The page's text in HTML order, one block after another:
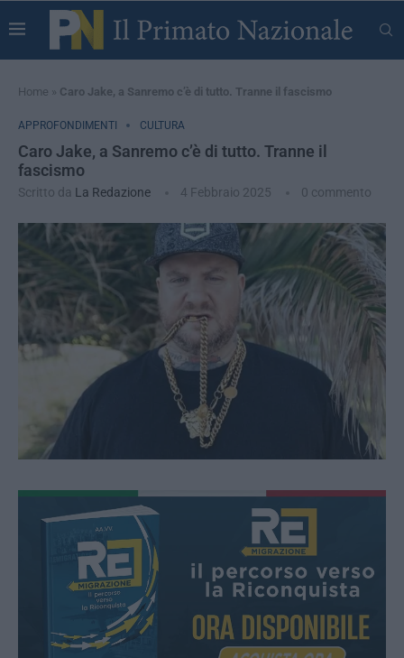
Home » Caro Jake, a Sanremo c’è di tutto. Tranne il fascismo
APPROFONDIMENTI CULTURA
Caro Jake, a Sanremo c’è di tutto. Tranne il
fascismo
Scritto da La Redazione 4 Febbraio 2025 0 commento